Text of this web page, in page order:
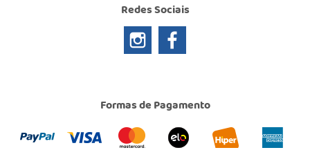
Redes Sociais
Formas de Pagamento